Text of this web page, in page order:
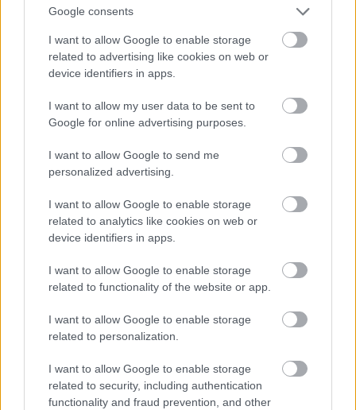
Google consents
I want to allow Google to enable storage
related to advertising like cookies on web or
device identifiers in apps.
I want to allow my user data to be sent to
Google for online advertising purposes.
I want to allow Google to send me
personalized advertising.
I want to allow Google to enable storage
related to analytics like cookies on web or
device identifiers in apps.
I want to allow Google to enable storage
related to functionality of the website or app.
I want to allow Google to enable storage
related to personalization.
I want to allow Google to enable storage
related to security, including authentication
functionality and fraud prevention, and other
kifogyni, túl voltak a 35 éves felső korhatár 50-re
emelésén és jelentősen szűkült a kivételek köre), de
akkor már mindegy volt, nagy részükre már nem is
feketék.
jöttek (olyan lelkesen, hogy egyes becslések szerint
egy normális orvosi ellenőrzés negyedüket ki is
szórta volna), mint említettem, mindkét oldal mélyen
gonosz szándékairól- valamint arról is, hogy a
háború gyorsan véget ér. A hadseregek felállítása
azonban így sem ment probléma nélkül, hiszen nem
volt sem egyenruha, sem fegyver elég (néha még
kaja sem!), 4